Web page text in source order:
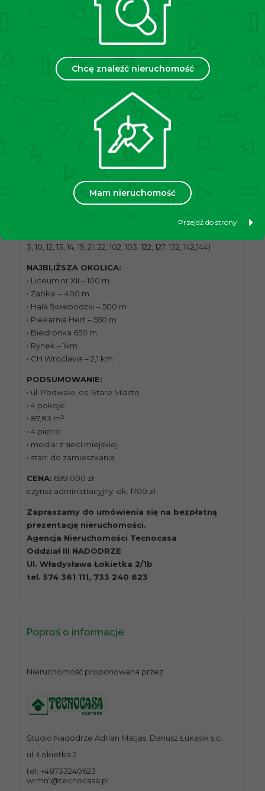
Chcę znaleźć nieruchomość
Mam nieruchomość
Przejdź do strony
Jasne i dwustronne mieszkanie o wysokości
pomieszczeń 2,5 m, gotowe do zamieszkania. Na
podłogach panele oraz kafle, okna PCV. W pełni
wyposażona kuchnia oraz wyjątkowo duża,
komfortowa łazienka z wanną. To idealna, funkcjonalna
propozycja zarówno do użytku własnego, jak i w
Kamienica po remoncie elewacji.
Ogrzewanie i podgrzanie wody – z sieci miejskiej.
Pełna własność z księgą wieczystą.
KOMUNIKACJA:
3, 10, 12, 13, 14, 15, 21, 22, 102, 103, 122, 127, 132, 142,144)
NAJBLIŻSZA OKOLICA:
• Liceum nr XII – 100 m
• Żabka – 400 m
• Hala Świebodzki – 500 m
• Piekarnia Hert – 550 m
• Biedronka 650 m
• Rynek – 1km
• CH Wroclavia – 2,1 km
PODSUMOWANIE:
• ul. Podwale, os. Stare Miasto
• 4 pokoje
• 87,83 m²
• 4 piętro
• media: z sieci miejskiej
• stan: do zamieszkania
CENA: 699 000 zł
czynsz administracyjny: ok. 1700 zł
Zapraszamy do umówienia się na bezpłatną
prezentację nieruchomości.
Agencja Nieruchomości Tecnocasa
Oddział III NADODRZE
Ul. Władysława Łokietka 2/1b
tel. 574 361 111, 733 240 623
Poproś o informacje
Nieruchomość proponowana przez
Studio Nadodrze Adrian Matjas, Dariusz Łukasik s.c.
ul. Łokietka 2
tel. +48733240623
wrmn1@tecnocasa.pl